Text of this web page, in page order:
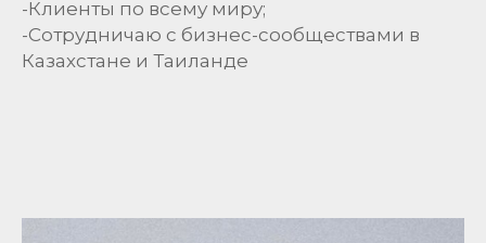
-Клиенты по всему миру;
-Сотрудничаю с бизнес-сообществами в
Казахстане и Таиланде